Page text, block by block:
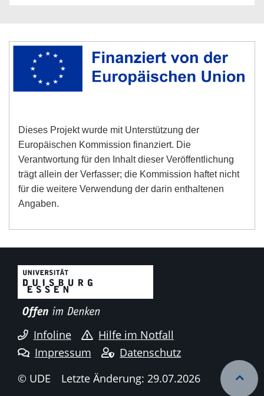
Dieses Projekt wurde mit Unterstützung der
Europäischen Kommission finanziert. Die
Verantwortung für den Inhalt dieser Veröffentlichung
trägt allein der Verfasser; die Kommission haftet nicht
für die weitere Verwendung der darin enthaltenen
Angaben.
Infoline
Hilfe im Notfall
Impressum
Datenschutz
© UDE
Letzte Änderung: 29.07.2026